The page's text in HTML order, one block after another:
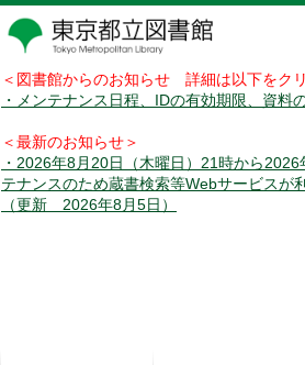
＜図書館からのお知らせ 詳細は以下をク
・メンテナンス日程、IDの有効期限、資
＜最新のお知らせ＞
・2026年8月20日（木曜日）21時から
テナンスのため蔵書検索等Webサービスが
（更新 2026年8月5日）